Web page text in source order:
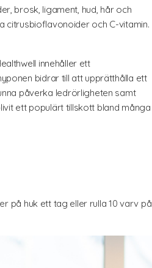
brosk, ligament, hud, hår och
citrusbioflavonoider och C-vitamin.
innehåller ett
bidrar till att upprätthålla ett
påverka ledrörligheten samt
ett populärt tillskott bland många
på huk ett tag eller rulla 10 varv på